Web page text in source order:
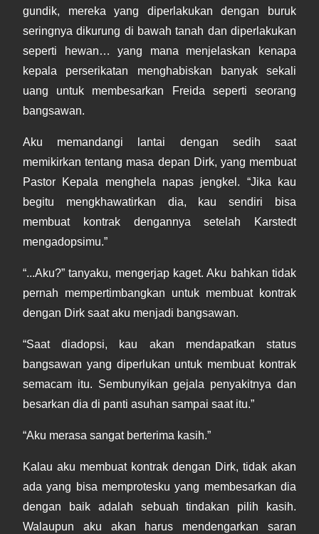
gundik, mereka yang diperlakukan dengan buruk
seringnya dikurung di bawah tanah dan diperlakukan
seperti hewan… yang mana menjelaskan kenapa
kepala perserikatan menghabiskan banyak sekali
uang untuk membesarkan Freida seperti seorang
bangsawan.
Aku memandangi lantai dengan sedih saat
memikirkan tentang masa depan Dirk, yang membuat
Pastor Kepala menghela napas jengkel. “Jika kau
begitu mengkhawatirkan dia, kau sendiri bisa
membuat kontrak dengannya setelah Karstedt
mengadopsimu.”
“...Aku?” tanyaku, mengerjap kaget. Aku bahkan tidak
pernah mempertimbangkan untuk membuat kontrak
dengan Dirk saat aku menjadi bangsawan.
“Saat diadopsi, kau akan mendapatkan status
bangsawan yang diperlukan untuk membuat kontrak
semacam itu. Sembunyikan gejala penyakitnya dan
besarkan dia di panti asuhan sampai saat itu.”
“Aku merasa sangat berterima kasih.”
Kalau aku membuat kontrak dengan Dirk, tidak akan
ada yang bisa memprotesku yang membesarkan dia
dengan baik adalah sebuah tindakan pilih kasih.
Walaupun aku akan harus mendengarkan saran